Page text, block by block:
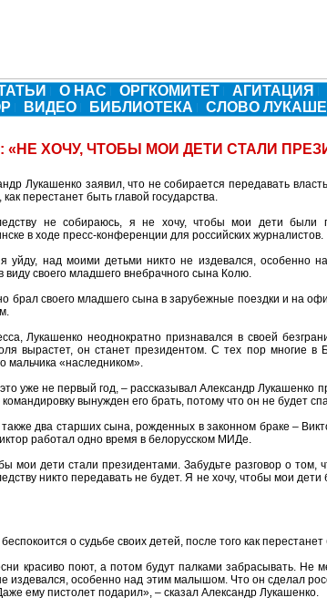
О НАС ОРГКОМИТЕТ АГИТАЦИЯ
ВИДЕО БИБЛИОТЕКА СЛОВО
«НЕ ХОЧУ, ЧТОБЫ МОИ ДЕТИ СТАЛИ
Лукашенко заявил, что не собирается передавать
перестанет быть главой государства.
не собираюсь, я не хочу, чтобы мои дети были
в ходе пресс-конференции для российских журналистов.
уйду, над моими детьми никто не издевался, особенно
виду своего младшего внебрачного сына Колю.
брал своего младшего сына в зарубежные поездки и на
Лукашенко неоднократно признавался в своей
вырастет, он станет президентом. С тех пор многие в
мальчика «наследником».
уже не первый год, – рассказывал Александр Лукашенко
вынужден его брать, потому что он не будет
два старших сына, рожденных в законном браке –
работал одно время в белорусском МИДе.
мои дети стали президентами. Забудьте разговор о том,
никто передавать не будет. Я не хочу, чтобы мои
о судьбе своих детей, после того как
красиво поют, а потом будут палками забрасывать. Не
издевался, особенно над этим малышом. Что он сделал
ему пистолет подарил», – сказал Александр Лукашенко.